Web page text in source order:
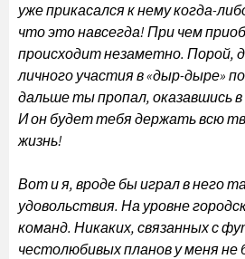
уже прикасался к нему когда-
что это навсегда! При чем
происходит незаметно. Порой,
личного участия в «дыр-дыре»
дальше ты пропал, оказавшись
И он будет тебя держать всю
жизнь!
Вот и я, вроде бы играл в него
удовольствия. На уровне
команд. Никаких, связанных с
честолюбивых планов у меня не